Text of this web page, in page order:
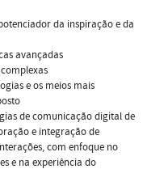
da inspiração e da
avançadas
e os meios mais
de comunicação digital de
e integração de
com enfoque no
e na experiência do